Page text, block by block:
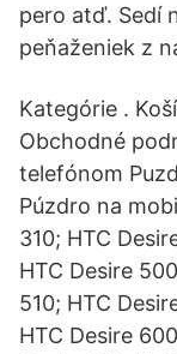
pero atď. Sedí
peňaženiek z
Kategórie .
Obchodné
telefónom
Púzdro na
310; HTC
HTC Desire
510; HTC
HTC Desire